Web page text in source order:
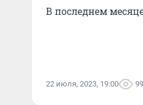
В последнем
22 июля, 2023, 19:00